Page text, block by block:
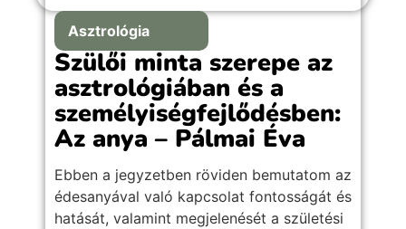
Asztrológia
Szülői minta szerepe az
asztrológiában és a
személyiségfejlődésben:
Az anya – Pálmai Éva
Ebben a jegyzetben röviden bemutatom az
édesanyával való kapcsolat fontosságát és
hatását, valamint megjelenését a születési